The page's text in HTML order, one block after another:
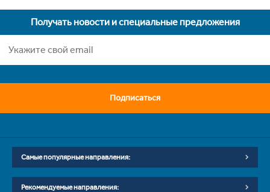
Получать новости и специальные предложения
Подписаться
Самые популярные направления:
Рекомендуемые направления: